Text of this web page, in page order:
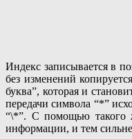
Индекс записывается в
без изменений
буква”, которая и
передачи символа “*”
“\*”. С помощью такого
информации, и тем